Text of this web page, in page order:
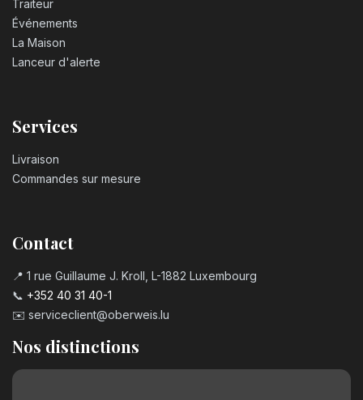
Traiteur
Événements
La Maison
Lanceur d'alerte
Services
Livraison
Commandes sur mesure
Contact
📍 1 rue Guillaume J. Kroll, L-1882 Luxembourg
📞 +352 40 31 40-1
✉️ serviceclient@oberweis.lu
Nos distinctions